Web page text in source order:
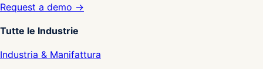
Request a demo →
Tutte le Industrie
Industria & Manifattura